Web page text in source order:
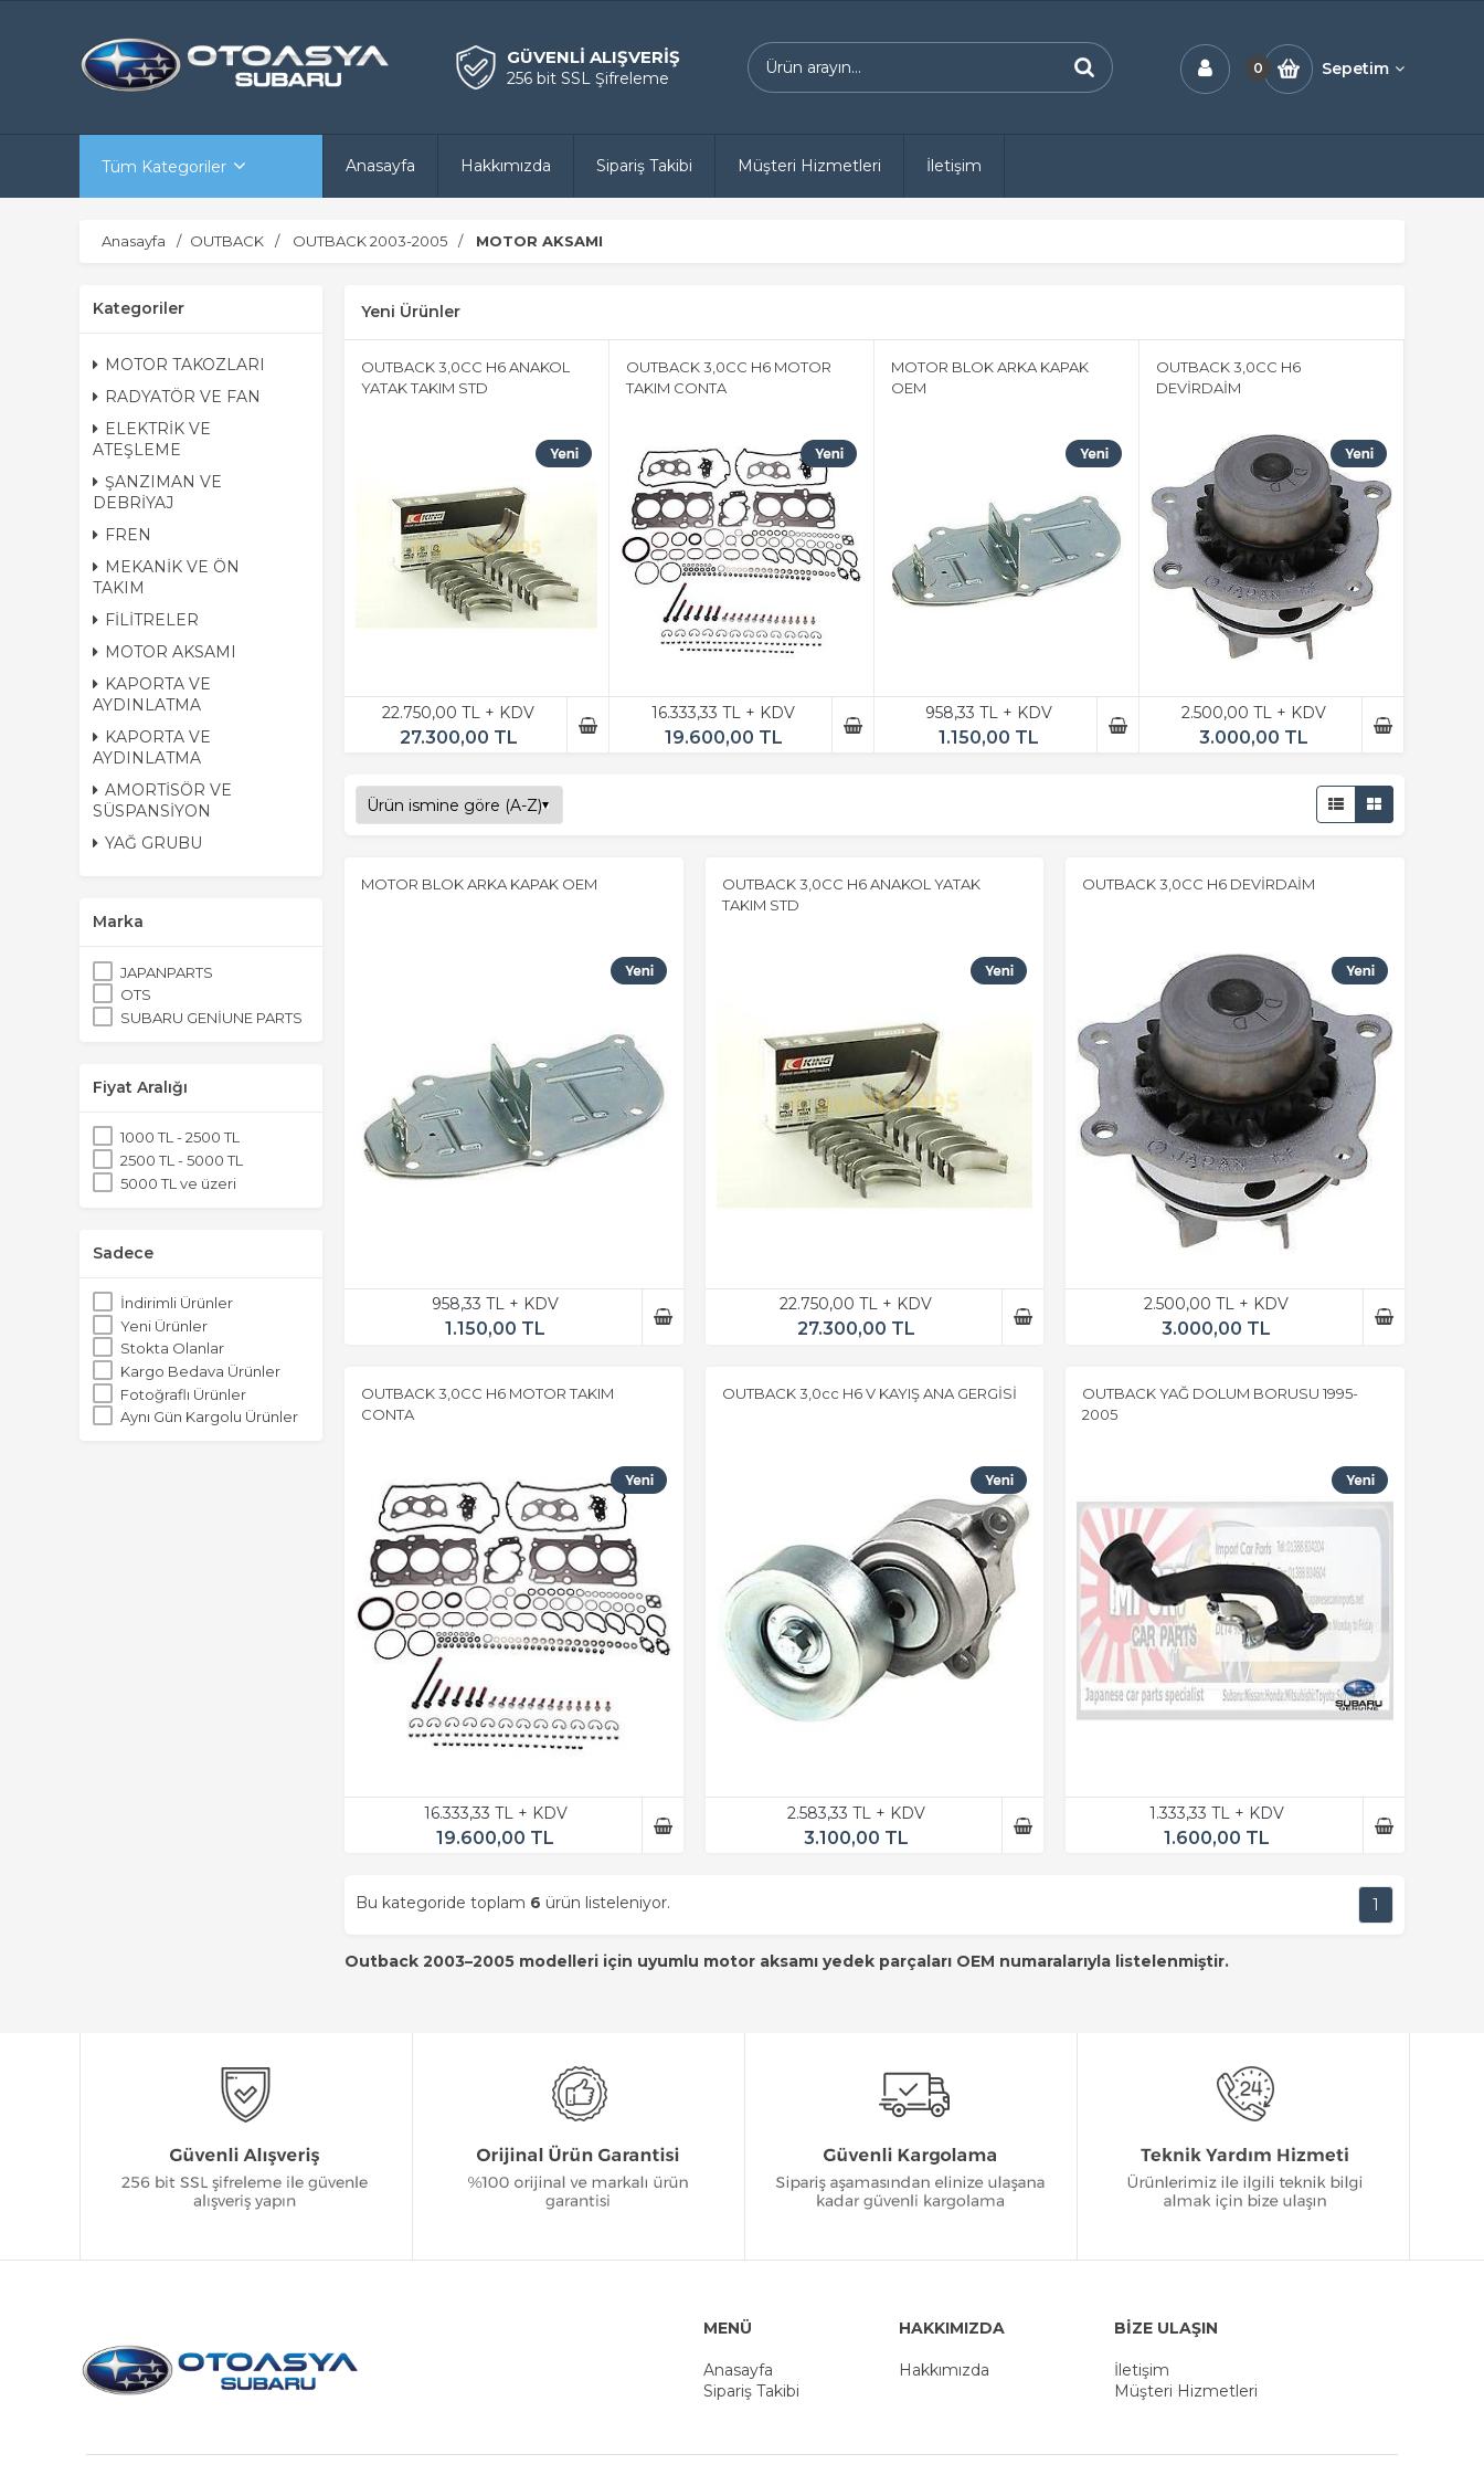
GÜVENLİ ALIŞVERİŞ
256 bit SSL Şifreleme
0 Sepetim
Tüm Kategoriler Anasayfa Hakkımızda Sipariş Takibi Müşteri Hizmetleri İletişim
Anasayfa OUTBACK OUTBACK 2003-2005 MOTOR AKSAMI
Kategoriler
MOTOR TAKOZLARI
RADYATÖR VE FAN
ELEKTRİK VE
ATEŞLEME
ŞANZIMAN VE
DEBRİYAJ
FREN
MEKANİK VE ÖN
TAKIM
FİLİTRELER
MOTOR AKSAMI
KAPORTA VE
AYDINLATMA
KAPORTA VE
AYDINLATMA
AMORTİSÖR VE
SÜSPANSİYON
YAĞ GRUBU
Marka
JAPANPARTS
OTS
SUBARU GENİUNE PARTS
Fiyat Aralığı
1000 TL - 2500 TL
2500 TL - 5000 TL
5000 TL ve üzeri
Sadece
İndirimli Ürünler
Yeni Ürünler
Stokta Olanlar
Kargo Bedava Ürünler
Fotoğraflı Ürünler
Aynı Gün Kargolu Ürünler
Yeni Ürünler
OUTBACK 3,0CC H6 ANAKOL
YATAK TAKIM STD
22.750,00 TL + KDV
27.300,00 TL
OUTBACK 3,0CC H6 MOTOR
TAKIM CONTA
16.333,33 TL + KDV
19.600,00 TL
MOTOR BLOK ARKA KAPAK
OEM
958,33 TL + KDV
1.150,00 TL
OUTBACK 3,0CC H6
DEVİRDAİM
2.500,00 TL + KDV
3.000,00 TL
MOTOR BLOK ARKA KAPAK OEM
958,33 TL + KDV
1.150,00 TL
OUTBACK 3,0CC H6 ANAKOL YATAK
TAKIM STD
22.750,00 TL + KDV
27.300,00 TL
OUTBACK 3,0CC H6 DEVİRDAİM
2.500,00 TL + KDV
3.000,00 TL
OUTBACK 3,0CC H6 MOTOR TAKIM
CONTA
16.333,33 TL + KDV
19.600,00 TL
OUTBACK 3,0cc H6 V KAYIŞ ANA GERGİSİ
2.583,33 TL + KDV
3.100,00 TL
OUTBACK YAĞ DOLUM BORUSU 1995-
2005
1.333,33 TL + KDV
1.600,00 TL
Bu kategoride toplam 6 ürün listeleniyor. 1
Outback 2003–2005 modelleri için uyumlu motor aksamı yedek parçaları OEM numaralarıyla listelenmiştir.
MENÜ
Anasayfa
Sipariş Takibi
HAKKIMIZDA
Hakkımızda
BİZE ULAŞIN
İletişim
Müşteri Hizmetleri